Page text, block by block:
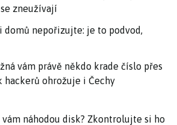
zneužívají
nepořizujte: je to podvod,
vám právě někdo krade číslo přes
hackerů ohrožuje i Čechy
náhodou disk? Zkontrolujte si ho